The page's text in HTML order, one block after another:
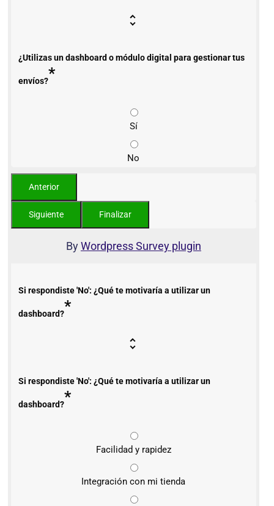
¿Utilizas un dashboard o módulo digital para gestionar tus
envíos?*
Sí
No
ByWordpress Survey plugin
Si respondiste 'No': ¿Qué te motivaría a utilizar un
dashboard?*
Si respondiste 'No': ¿Qué te motivaría a utilizar un
dashboard?*
Facilidad y rapidez
Integración con mi tienda